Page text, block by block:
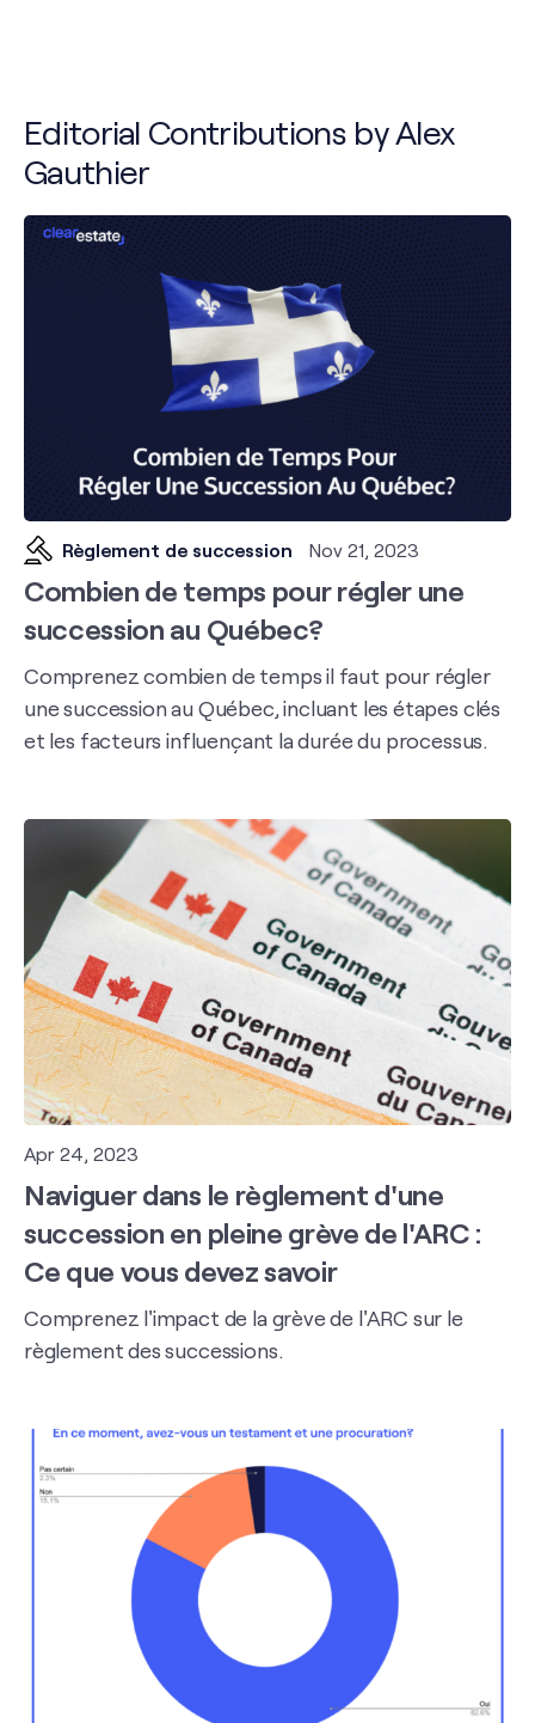
Editorial Contributions by Alex
Gauthier
Règlement de succession Nov 21, 2023
Combien de temps pour régler une
succession au Québec?
Comprenez combien de temps il faut pour régler
une succession au Québec, incluant les étapes clés
et les facteurs influençant la durée du processus.
Apr 24, 2023
Naviguer dans le règlement d'une
succession en pleine grève de l'ARC :
Ce que vous devez savoir
Comprenez l'impact de la grève de l'ARC sur le
règlement des successions.